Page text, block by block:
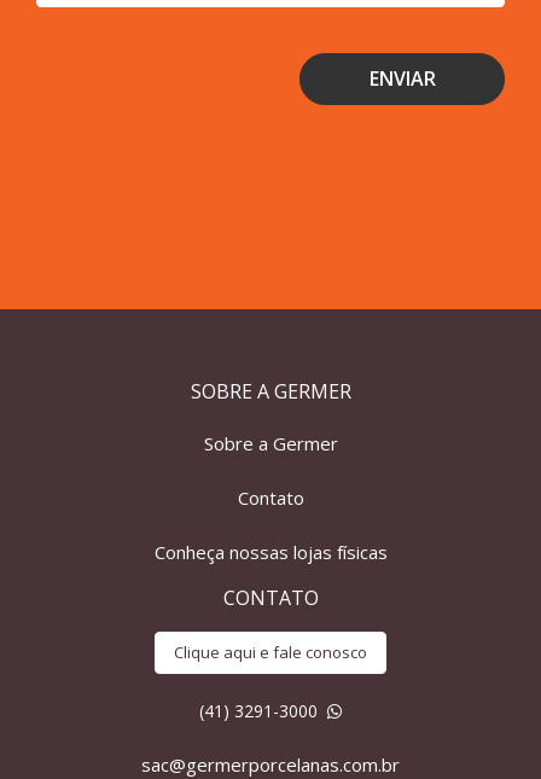
SOBRE A GERMER
Sobre a Germer
Contato
Conheça nossas lojas físicas
CONTATO
Clique aqui e fale conosco
(41) 3291-3000
sac@germerporcelanas.com.br